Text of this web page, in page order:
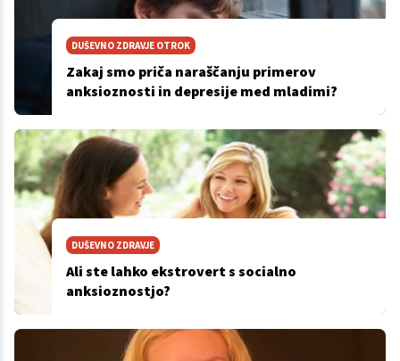
DUŠEVNO ZDRAVJE OTROK
Zakaj smo priča naraščanju primerov
anksioznosti in depresije med mladimi?
DUŠEVNO ZDRAVJE
Ali ste lahko ekstrovert s socialno
anksioznostjo?